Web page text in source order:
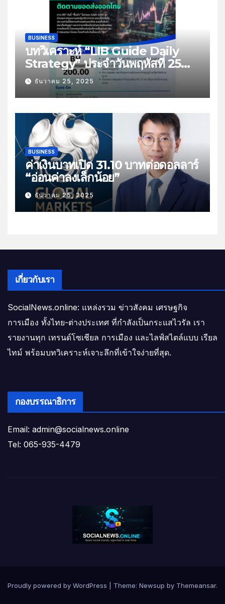
BUSINESS
บทวิเคราะห์ “LIB Guide Daily
Strategy” ประจำวันพฤหัสที่ 25
ธันวาคม 2568 หัวข้อ “ติดตามยอด
ส่งออกไทย”
ธันวาคม 25, 2025
BUSINESS
ค่าเงินบาทเปิด 31.10 บาทต่อดอลลาร์
“อ่อนค่าลงเล็กน้อย”
ธันวาคม 25, 2025
เกี่ยวกับเรา
SocialNews.online: แหล่งรวม ข่าวสังคม เศรษฐกิจ
การเมือง ทั้งไทย-ต่างประเทศ ที่กำลังเป็นกระแสไวรัล เรา
รายงานทุก เทรนด์โซเชียล การเมือง และไลฟ์สไตล์แบบ เรียล
ไทม์ พร้อมบทวิเคราะห์เจาะลึกที่เข้าใจง่ายที่สุด.
กองบรรณาธิการ
Email: admin@socialnews.online
Tel: 065-935-4479
Proudly powered by WordPress Theme: Newsup by Themeansar.